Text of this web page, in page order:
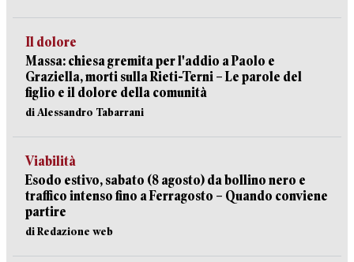
Il dolore
Massa: chiesa gremita per l'addio a Paolo e
Graziella, morti sulla Rieti-Terni – Le parole del
figlio e il dolore della comunità
di Alessandro Tabarrani
Viabilità
Esodo estivo, sabato (8 agosto) da bollino nero e
traffico intenso fino a Ferragosto – Quando conviene
partire
di Redazione web